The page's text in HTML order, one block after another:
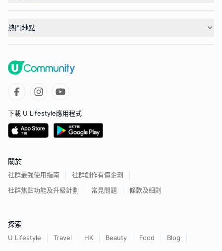
熱門地點
下載 U Lifestyle應用程式
關於
社群最強使用指南
社群創作有價企劃
社群焦點功能及升級計劃
常見問題 條款及細則
探索
U Lifestyle Travel HK Beauty Food
Blog